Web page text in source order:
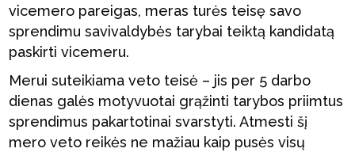
vicemero pareigas, meras turės teisę savo
sprendimu savivaldybės tarybai teiktą kandidatą
paskirti vicemeru.
Merui suteikiama veto teisė – jis per 5 darbo
dienas galės motyvuotai grąžinti tarybos priimtus
sprendimus pakartotinai svarstyti. Atmesti šį
mero veto reikės ne mažiau kaip pusės visų